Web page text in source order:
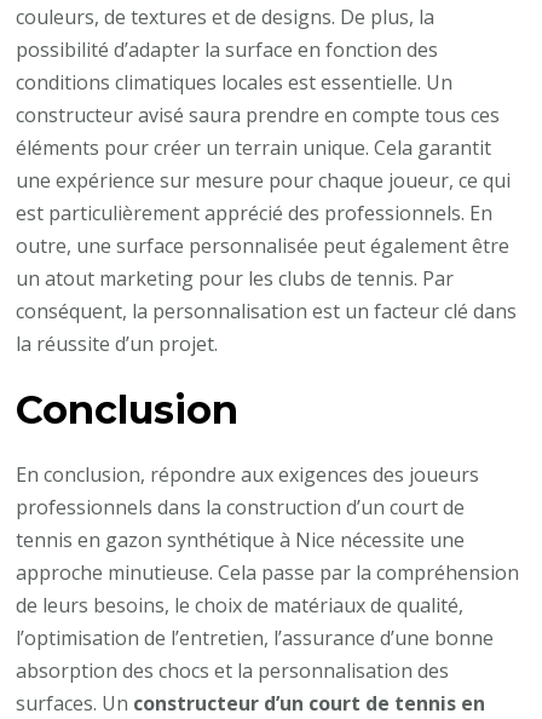
couleurs, de textures et de designs. De plus, la
possibilité d’adapter la surface en fonction des
conditions climatiques locales est essentielle. Un
constructeur avisé saura prendre en compte tous ces
éléments pour créer un terrain unique. Cela garantit
une expérience sur mesure pour chaque joueur, ce qui
est particulièrement apprécié des professionnels. En
outre, une surface personnalisée peut également être
un atout marketing pour les clubs de tennis. Par
conséquent, la personnalisation est un facteur clé dans
la réussite d’un projet.
Conclusion
En conclusion, répondre aux exigences des joueurs
professionnels dans la construction d’un court de
tennis en gazon synthétique à Nice nécessite une
approche minutieuse. Cela passe par la compréhension
de leurs besoins, le choix de matériaux de qualité,
l’optimisation de l’entretien, l’assurance d’une bonne
absorption des chocs et la personnalisation des
surfaces. Un constructeur d’un court de tennis en